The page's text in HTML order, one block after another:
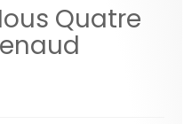
Quatre